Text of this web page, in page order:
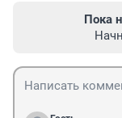
Пока